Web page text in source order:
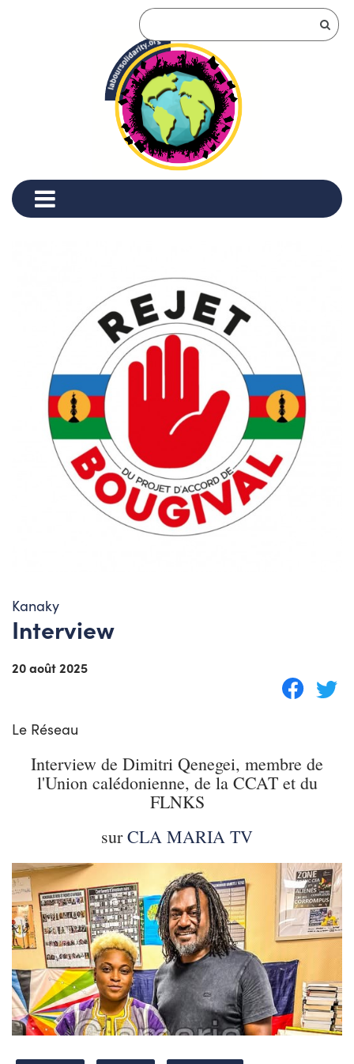
Kanaky
Interview
20 août 2025
Le Réseau
Interview de Dimitri Qenegei, membre de
l'Union calédonienne, de la CCAT et du
FLNKS
surCLA MARIA TV